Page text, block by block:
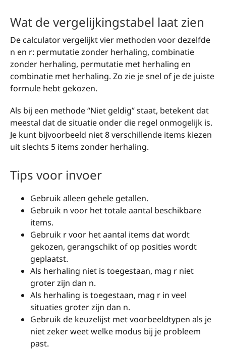
Wat de vergelijkingstabel laat zien
De calculator vergelijkt vier methoden voor dezelfde
n en r: permutatie zonder herhaling, combinatie
zonder herhaling, permutatie met herhaling en
combinatie met herhaling. Zo zie je snel of je de juiste
formule hebt gekozen.
Als bij een methode “Niet geldig” staat, betekent dat
meestal dat de situatie onder die regel onmogelijk is.
Je kunt bijvoorbeeld niet 8 verschillende items kiezen
uit slechts 5 items zonder herhaling.
Tips voor invoer
Gebruik alleen gehele getallen.
Gebruik n voor het totale aantal beschikbare
items.
Gebruik r voor het aantal items dat wordt
gekozen, gerangschikt of op posities wordt
geplaatst.
Als herhaling niet is toegestaan, mag r niet
groter zijn dan n.
Als herhaling is toegestaan, mag r in veel
situaties groter zijn dan n.
Gebruik de keuzelijst met voorbeeldtypen als je
niet zeker weet welke modus bij je probleem
past.